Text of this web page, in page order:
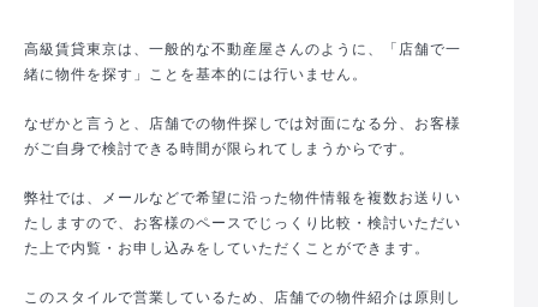
高級賃貸東京は、一般的な不動産屋さんのように、「店舗で一
緒に物件を探す」ことを基本的には行いません。
なぜかと言うと、店舗での物件探しでは対面になる分、お客様
がご自身で検討できる時間が限られてしまうからです。
弊社では、メールなどで希望に沿った物件情報を複数お送りい
たしますので、お客様のペースでじっくり比較・検討いただい
た上で内覧・お申し込みをしていただくことができます。
このスタイルで営業しているため、店舗での物件紹介は原則し